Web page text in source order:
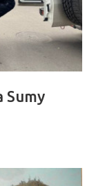
Sumy